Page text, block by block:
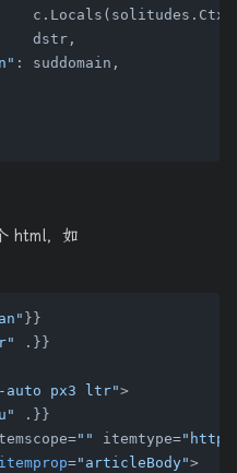
dstr,
: suddomain,
html，如
}}
.}}
auto px3 ltr">
.}}
"" itemtype=
itemprop="articleBody">